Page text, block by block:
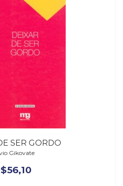
SER GORDO
Gikovate
56,10